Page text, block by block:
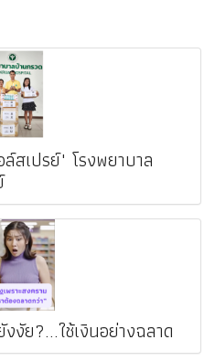
สเปรย์" โรงพยาบาล
งัย?...ใช้เงินอย่างฉลาด